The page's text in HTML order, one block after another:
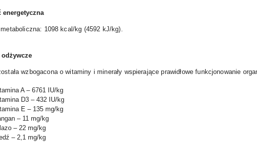
energetyczna
1098 kcal/kg (4592 kJ/kg).
wzbogacona o witaminy i minerały wspierające prawidłowe funkcjonowanie
A – 6761 IU/kg
D3 – 432 IU/kg
E – 135 mg/kg
– 11 mg/kg
– 22 mg/kg
– 2,1 mg/kg